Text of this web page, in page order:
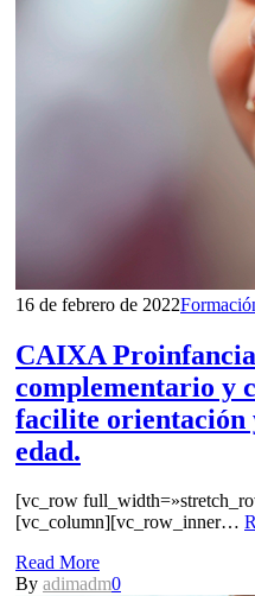
16 de febrero de 2022
CAIXA
complementario y
facilite orientación
edad.
[vc_row
[vc_column][vc_row_inner…
Read More
By adimadm0